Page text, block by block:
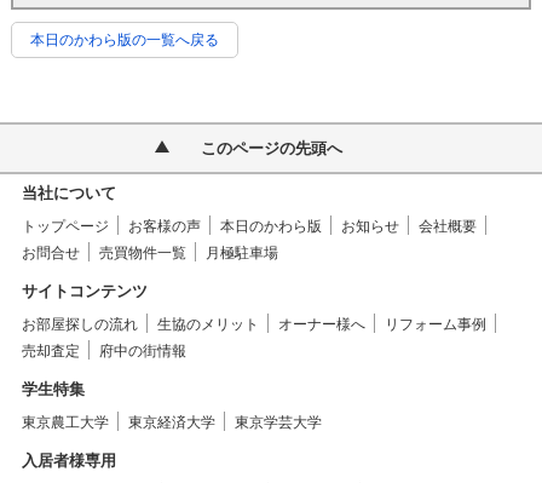
本日のかわら版の一覧へ戻る
このページの先頭へ
当社について
トップページ お客様の声 本日のかわら版 お知らせ
会社概要
お問合せ
売買物件一覧 月極駐車場
サイトコンテンツ
お部屋探しの流れ 生協のメリット オーナー様へ
リフォーム事例
売却査定
府中の街情報
学生特集
東京農工大学 東京経済大学 東京学芸大学
入居者様専用